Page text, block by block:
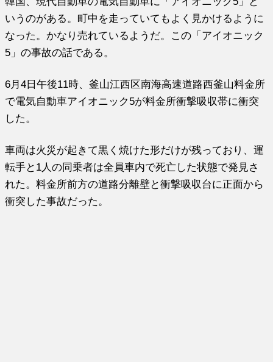
いうのがある。町中を走っていてもよく見かけるように
なった。かなり売れているようだ。この「アイオニック
5」の事故の話である。
6月4日午後11時、釜山江西区南海高速道路西釜山料金所
で電気自動車アイオニック5が料金所衝撃吸収帯に衝突
した。
車両は火災が起きて黒く焼けた形だけが残っており、運
転手と1人の同乗者は全員車内で死亡した状態で発見さ
れた。料金所前方の道路分離壁と衝撃吸収台に正面から
衝突した事故だった。